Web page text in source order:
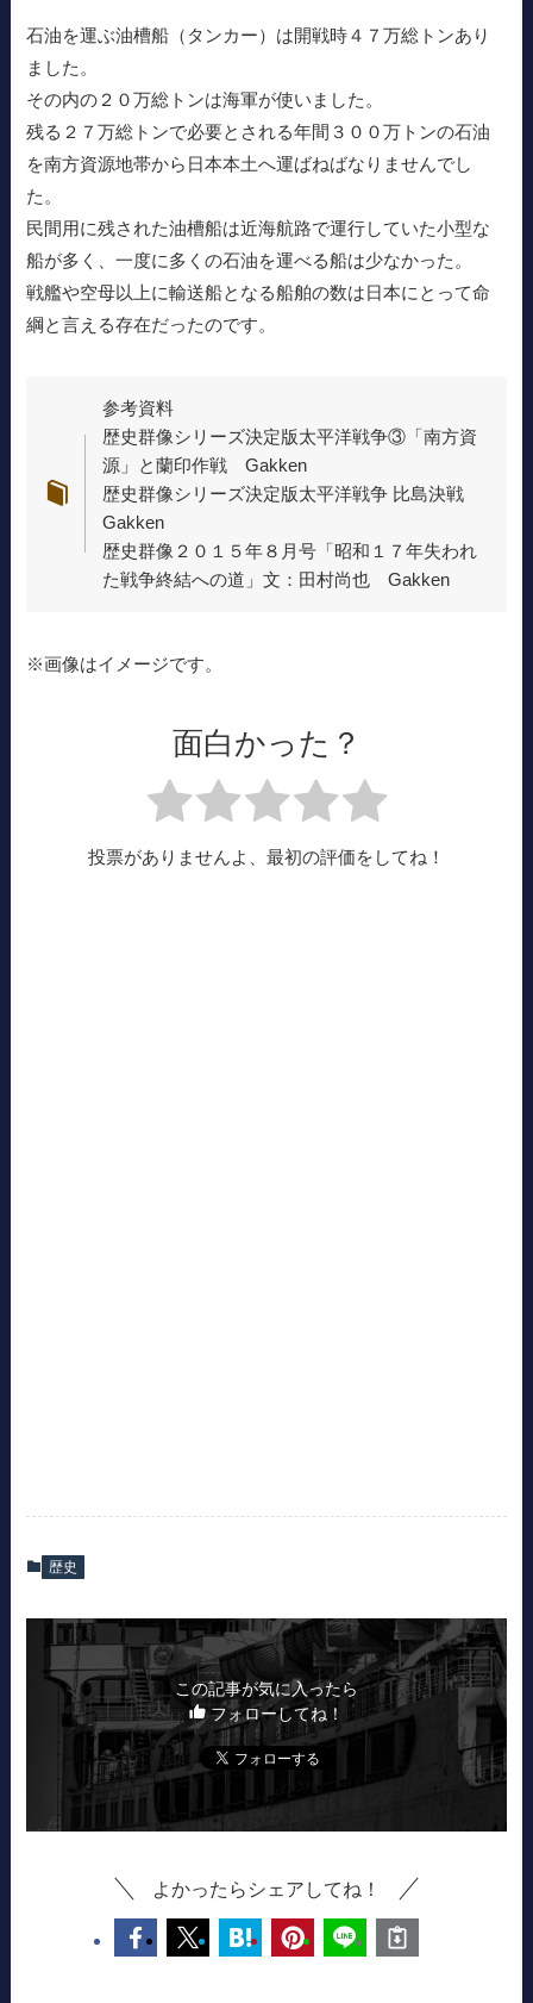
石油を運ぶ油槽船（タンカー）は開戦時４７万総トンあり
ました。
その内の２０万総トンは海軍が使いました。
残る２７万総トンで必要とされる年間３００万トンの石油
を南方資源地帯から日本本土へ運ばねばなりませんでし
た。
民間用に残された油槽船は近海航路で運行していた小型な
船が多く、一度に多くの石油を運べる船は少なかった。
戦艦や空母以上に輸送船となる船舶の数は日本にとって命
綱と言える存在だったのです。
参考資料
歴史群像シリーズ決定版太平洋戦争③「南方資
源」と蘭印作戦 Gakken
歴史群像シリーズ決定版太平洋戦争 比島決戦
Gakken
歴史群像２０１５年８月号「昭和１７年失われ
た戦争終結への道」文：田村尚也 Gakken
※画像はイメージです。
面白かった？
投票がありませんよ、最初の評価をしてね！
歴史
この記事が気に入ったら
フォローしてね！
よかったらシェアしてね！